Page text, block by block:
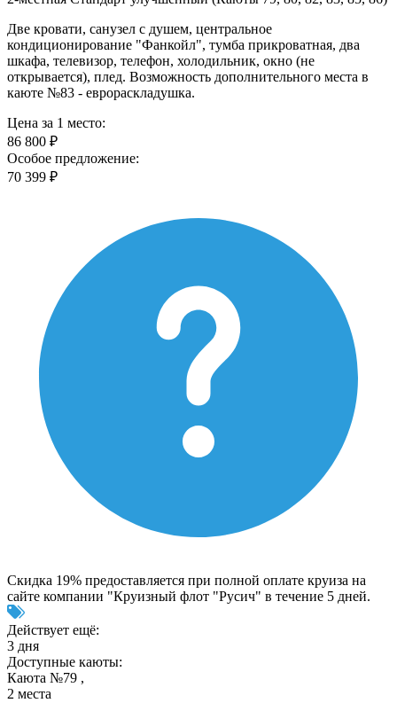
Две кровати, санузел с душем, центральное
кондиционирование "Фанкойл", тумба прикроватная, два
шкафа, телевизор, телефон, холодильник, окно (не
открывается), плед. Возможность дополнительного места в
каюте №83 - еврораскладушка.
Цена за 1 место:
86 800 ₽
Особое предложение:
70 399 ₽
Скидка 19% предоставляется при полной оплате круиза на
сайте компании "Круизный флот "Русич" в течение 5 дней.
Действует ещё:
3 дня
Доступные каюты:
Каюта №79 ,
2 места